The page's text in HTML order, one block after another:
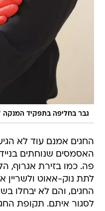
גבר בחליפה בתפקיד המנקה
החגים אמנם עוד לא
האסמסים שנוחתים
פה. כמו בזירת אגרוף,
לתת נוק-אאוט ולשריין
החגים, והם לא יבחלו
לסגור איתם. תקופת